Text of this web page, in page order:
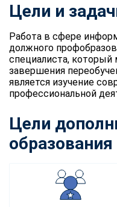
Цели и
Работа в сфере
должного
специалиста, который
завершения
является изучение
профессиональной
Цели
образования